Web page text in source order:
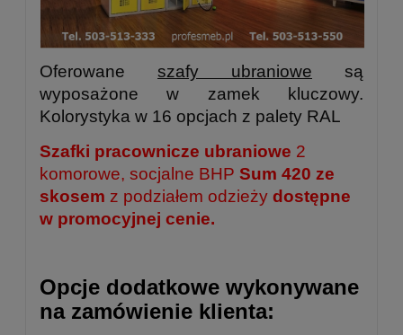
Oferowane szafy ubraniowe są
wyposażone w zamek kluczowy.
Kolorystyka w 16 opcjach z palety RAL
Szafki pracownicze ubraniowe 2
komorowe, socjalne BHP Sum 420 ze
skosem z podziałem odzieży dostępne
w promocyjnej cenie.
Opcje dodatkowe wykonywane
na zamówienie klienta: